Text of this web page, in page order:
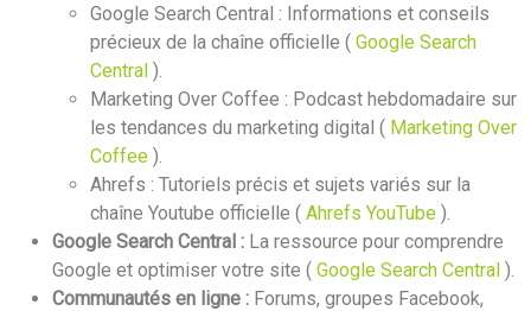
Google Search Central : Informations et conseils
précieux de la chaîne officielle ( Google Search
Central ).
Marketing Over Coffee : Podcast hebdomadaire sur
les tendances du marketing digital ( Marketing Over
Coffee ).
Ahrefs : Tutoriels précis et sujets variés sur la
chaîne Youtube officielle ( Ahrefs YouTube ).
Google Search Central : La ressource pour comprendre
Google et optimiser votre site ( Google Search Central ).
Communautés en ligne : Forums, groupes Facebook,